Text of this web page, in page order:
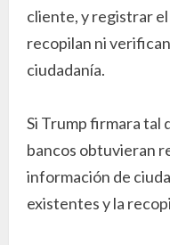
cliente, y registrar
recopilan ni
ciudadanía.
Si Trump firmara tal
bancos obtuvieran
información de
existentes y la